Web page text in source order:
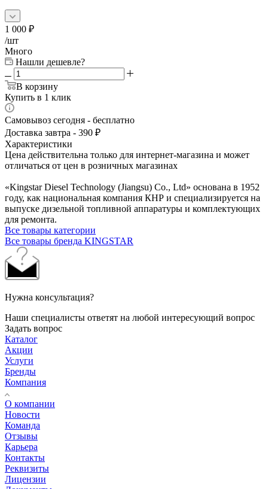
1 000 ₽
/шт
Много
Нашли дешевле?
В корзину
Купить в 1 клик
Самовывоз сегодня - бесплатно
Доставка завтра - 390 ₽
Характеристики
Цена действительна только для интернет-магазина и может
отличаться от цен в розничных магазинах
«Kingstar Diesel Technology (Jiangsu) Co., Ltd» основана в 1952
году, как национальная компания КНР и специализируется на
выпуске дизельной топливной аппаратуры и комплектующих
для ремонта.
Все товары категории
Все товары бренда KINGSTAR
Нужна консультация?
Наши специалисты ответят на любой интересующий вопрос
Задать вопрос
Каталог
Акции
Услуги
Бренды
Компания
О компании
Новости
Команда
Отзывы
Карьера
Контакты
Реквизиты
Лицензии